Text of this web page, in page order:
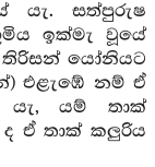
යැ. සත්පුරුෂ
ඉක්මැ වූයේ
තිරිසන් යෝනියට
එළැඹේ නම් ඒ
යම් තාක්
ඒ තාක් කලුරිය